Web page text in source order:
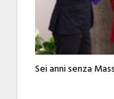
Sei anni senza